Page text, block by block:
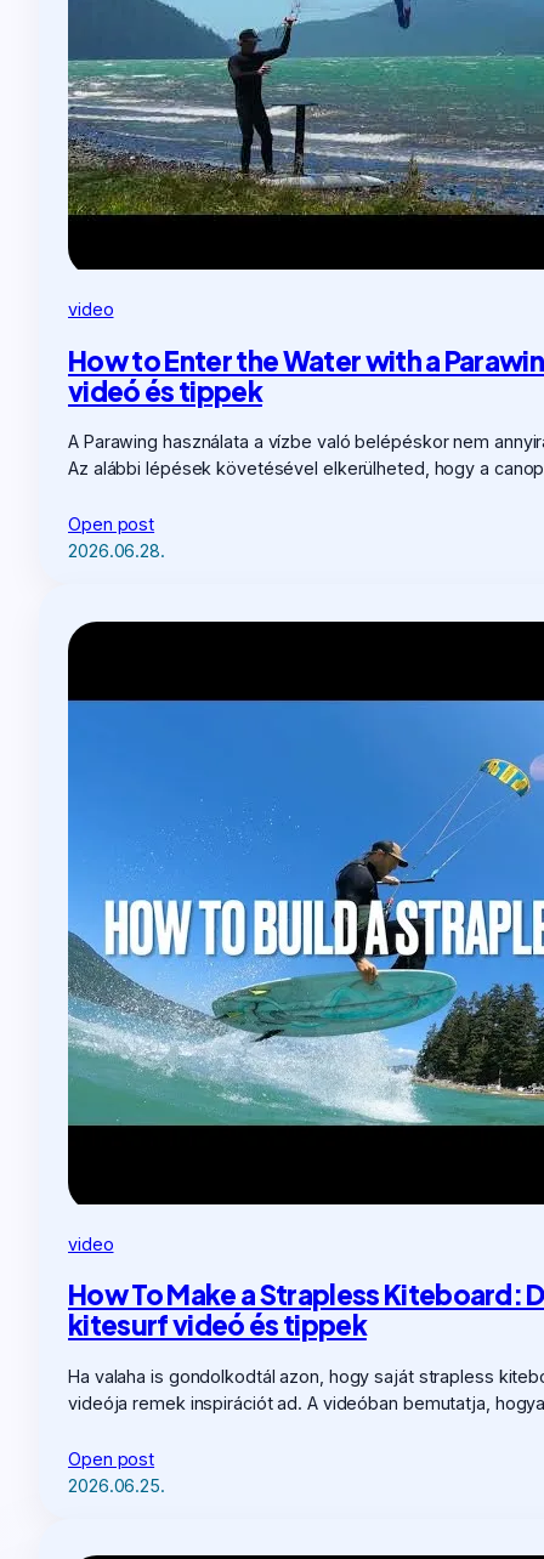
video
How to Enter the Water with a
videó és tippek
A Parawing használata a vízbe való belépéskor nem
Az alábbi lépések követésével elkerülheted, hogy a
Open post
2026.06.28.
video
How To Make a Strapless Kiteboard:
kitesurf videó és tippek
Ha valaha is gondolkodtál azon, hogy saját strapless
videója remek inspirációt ad. A videóban bemutatja,
Open post
2026.06.25.